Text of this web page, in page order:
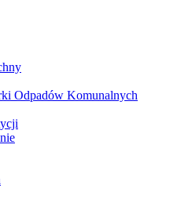
Odpadów Komunalnych